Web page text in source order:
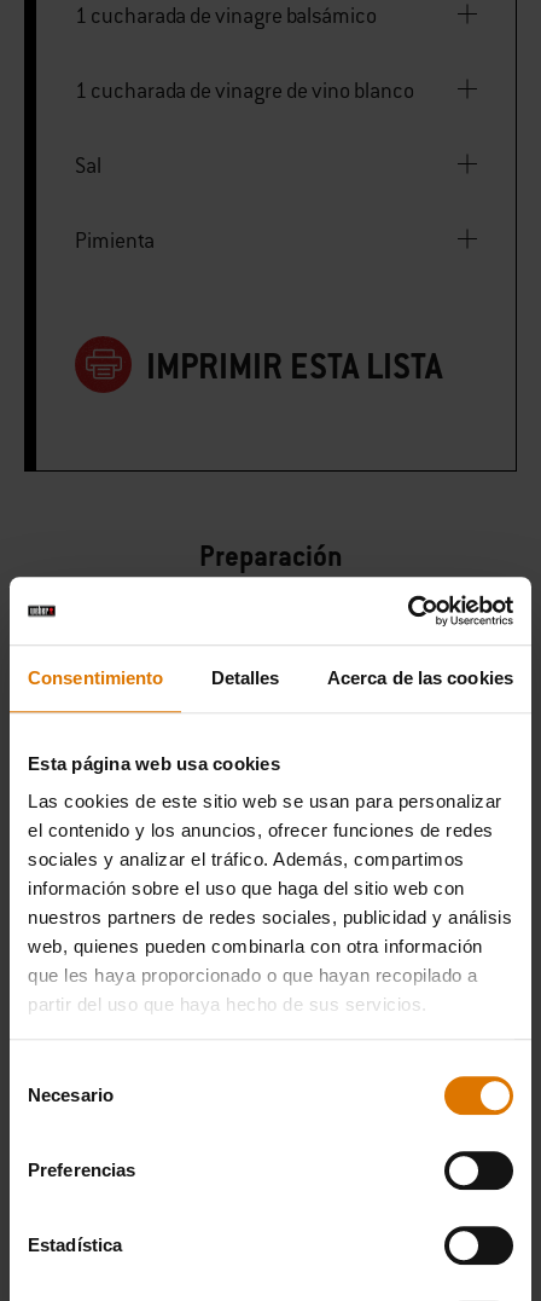
Consentimiento Detalles Acerca de las cookies
Esta página web usa cookies
Las cookies de este sitio web se usan para personalizar
el contenido y los anuncios, ofrecer funciones de redes
sociales y analizar el tráfico. Además, compartimos
información sobre el uso que haga del sitio web con
nuestros partners de redes sociales, publicidad y análisis
web, quienes pueden combinarla con otra información
que les haya proporcionado o que hayan recopilado a
partir del uso que haya hecho de sus servicios.
Necesario
Preferencias
Estadística
1 cucharada de vinagre balsámico
1 cucharada de vinagre de vino blanco
Sal
Pimienta
IMPRIMIR ESTA LISTA
Preparación
recomendados